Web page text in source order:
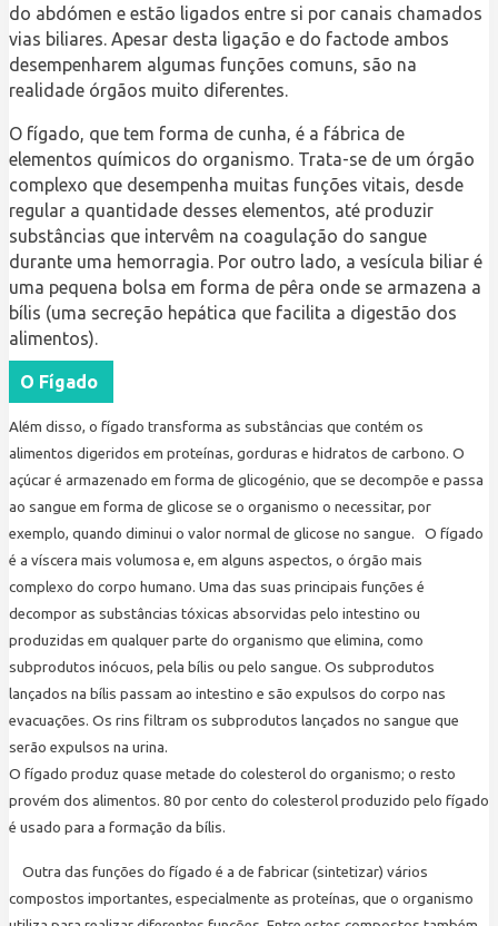
do abdómen e estão ligados entre si por canais chamados
vias biliares. Apesar desta ligação e do factode ambos
desempenharem algumas funções comuns, são na
realidade órgãos muito diferentes.
O fígado, que tem forma de cunha, é a fábrica de
elementos químicos do organismo. Trata-se de um órgão
complexo que desempenha muitas funções vitais, desde
regular a quantidade desses elementos, até produzir
substâncias que intervêm na coagulação do sangue
durante uma hemorragia. Por outro lado, a vesícula biliar é
uma pequena bolsa em forma de pêra onde se armazena a
bílis (uma secreção hepática que facilita a digestão dos
alimentos).
O Fígado
Além disso, o fígado transforma as substâncias que contém os
alimentos digeridos em proteínas, gorduras e hidratos de carbono. O
açúcar é armazenado em forma de glicogénio, que se decompõe e passa
ao sangue em forma de glicose se o organismo o necessitar, por
exemplo, quando diminui o valor normal de glicose no sangue. O fígado
é a víscera mais volumosa e, em alguns aspectos, o órgão mais
complexo do corpo humano. Uma das suas principais funções é
decompor as substâncias tóxicas absorvidas pelo intestino ou
produzidas em qualquer parte do organismo que elimina, como
subprodutos inócuos, pela bílis ou pelo sangue. Os subprodutos
lançados na bílis passam ao intestino e são expulsos do corpo nas
evacuações. Os rins filtram os subprodutos lançados no sangue que
serão expulsos na urina.
O fígado produz quase metade do colesterol do organismo; o resto
provém dos alimentos. 80 por cento do colesterol produzido pelo fígado
é usado para a formação da bílis.
Outra das funções do fígado é a de fabricar (sintetizar) vários
compostos importantes, especialmente as proteínas, que o organismo